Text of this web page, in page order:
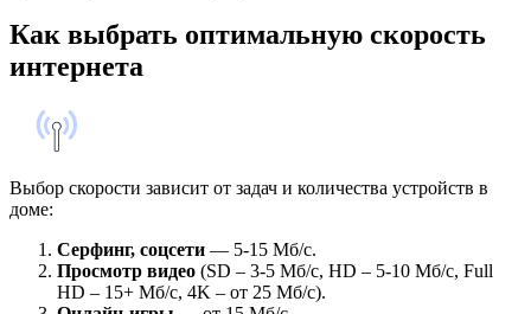
Как выбрать оптимальную скорость
интернета
Выбор скорости зависит от задач и количества устройств в
доме:
Серфинг, соцсети — 5-15 Мб/с.
Просмотр видео (SD – 3-5 Мб/с, HD – 5-10 Мб/с, Full
HD – 15+ Мб/с, 4K – от 25 Мб/с).